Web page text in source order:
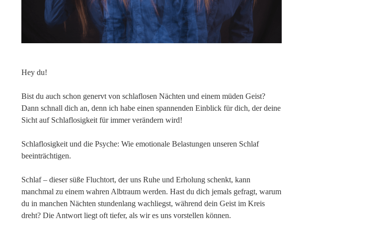
Hey du!
Bist du auch schon genervt von schlaflosen Nächten und einem müden Geist?
Dann schnall dich an, denn ich habe einen spannenden Einblick für dich, der deine
Sicht auf Schlaflosigkeit für immer verändern wird!
Schlaflosigkeit und die Psyche: Wie emotionale Belastungen unseren Schlaf
beeinträchtigen.
Schlaf – dieser süße Fluchtort, der uns Ruhe und Erholung schenkt, kann
manchmal zu einem wahren Albtraum werden. Hast du dich jemals gefragt, warum
du in manchen Nächten stundenlang wachliegst, während dein Geist im Kreis
dreht? Die Antwort liegt oft tiefer, als wir es uns vorstellen können.